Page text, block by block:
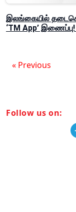
இலங்கையில்
‘TM App’
« Previous
Follow us on: